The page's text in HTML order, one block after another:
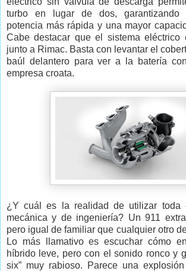
turbo en lugar de dos, garantizando
potencia más rápida y una mayor
Cabe destacar que el sistema eléctrico
junto a Rimac. Basta con levantar el
baúl delantero para ver a la batería
empresa croata.
¿Y cuál es la realidad de utilizar toda
mecánica y de ingeniería? Un 911
pero igual de familiar que cualquier otro
Lo más llamativo es escuchar cómo
híbrido leve, pero con el sonido ronco y
six” muy rabioso. Parece una